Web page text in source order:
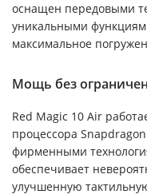
оснащен передовыми
уникальными
максимальное
Мощь без
Red Magic 10 Air
процессора
фирменными
обеспечивает
улучшенную